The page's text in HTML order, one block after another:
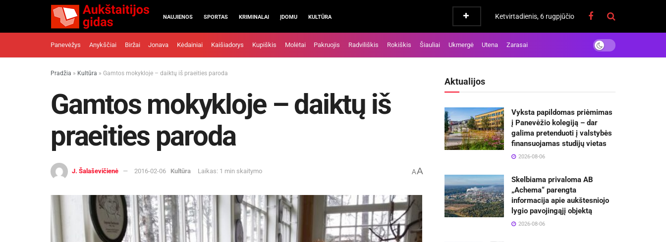
NAUJIENOS SPORTAS KRIMINALAI ĮDOMU KULTŪRA Ketvirtadienis, 6 rugpjūčio
Panevėžys Anykščiai Biržai Jonava Kėdainiai Kaišiadorys Kupiškis Molėtai Pakruojis Radviliškis Rokiškis Šiauliai Ukmergė Utena Zarasai
Pradžia » Kultūra » Gamtos mokykloje – daiktų iš praeities paroda
Gamtos mokykloje – daiktų iš
praeities paroda
J. Šalaševičienė 2016-02-06 Kultūra Laikas: 1 min skaitymo AA
Aktualijos
Vyksta papildomas priėmimas
į Panevėžio kolegiją – dar
galima pretenduoti į valstybės
finansuojamas studijų vietas
2026-08-06
Skelbiama privaloma AB
„Achema“ parengta
informacija apie aukštesniojo
lygio pavojingąjį objektą
2026-08-06